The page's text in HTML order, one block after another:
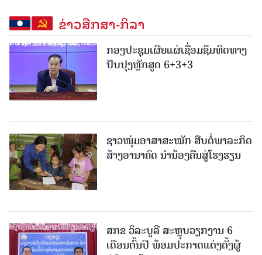
ຂ່າວສືກສາ-ກິລາ
ກອງປະຊຸມເຜີຍແຜ່ເຊື່ອມຊຶມທິດທາງ
ປັບປຸງຫຼັກສູດ 6+3+3
ຊາວໜຸ່ມອາສາສະໝັກ ສືບຕໍ່ພາລະກິດ
ສ້າງອານາຄົດ ນໍານ້ອງຄືນສູ່ໂຮງຮຽນ
ສກຂ ວິລະບູລີ ສະຫຼຸບວຽກງານ 6
ເດືອນຕົ້ນປີ ພ້ອມປະກາດແຕ່ງຕັ້ງຜູ້